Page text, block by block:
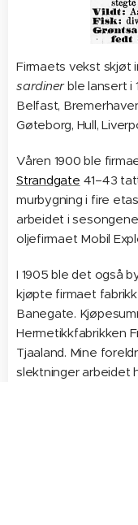
Firmaets vekst skjøt
sardinerble lansert i
Belfast,
Gøteborg, Hull,
Våren 1900 ble
Strandgate 41–43
murbygning i fire
arbeidet i
oljefirmaet Mobil
I 1905 ble det også
kjøpte firmaet
Banegate.
Hermetikkfabrikken
Tjaaland. Mine
slektninger arbeidet